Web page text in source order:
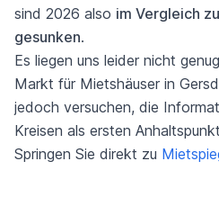
sind 2026 also im Vergleich
gesunken.
Es liegen uns leider nicht
Markt für Mietshäuser in
jedoch versuchen, die
Kreisen als ersten
Springen Sie direkt zu